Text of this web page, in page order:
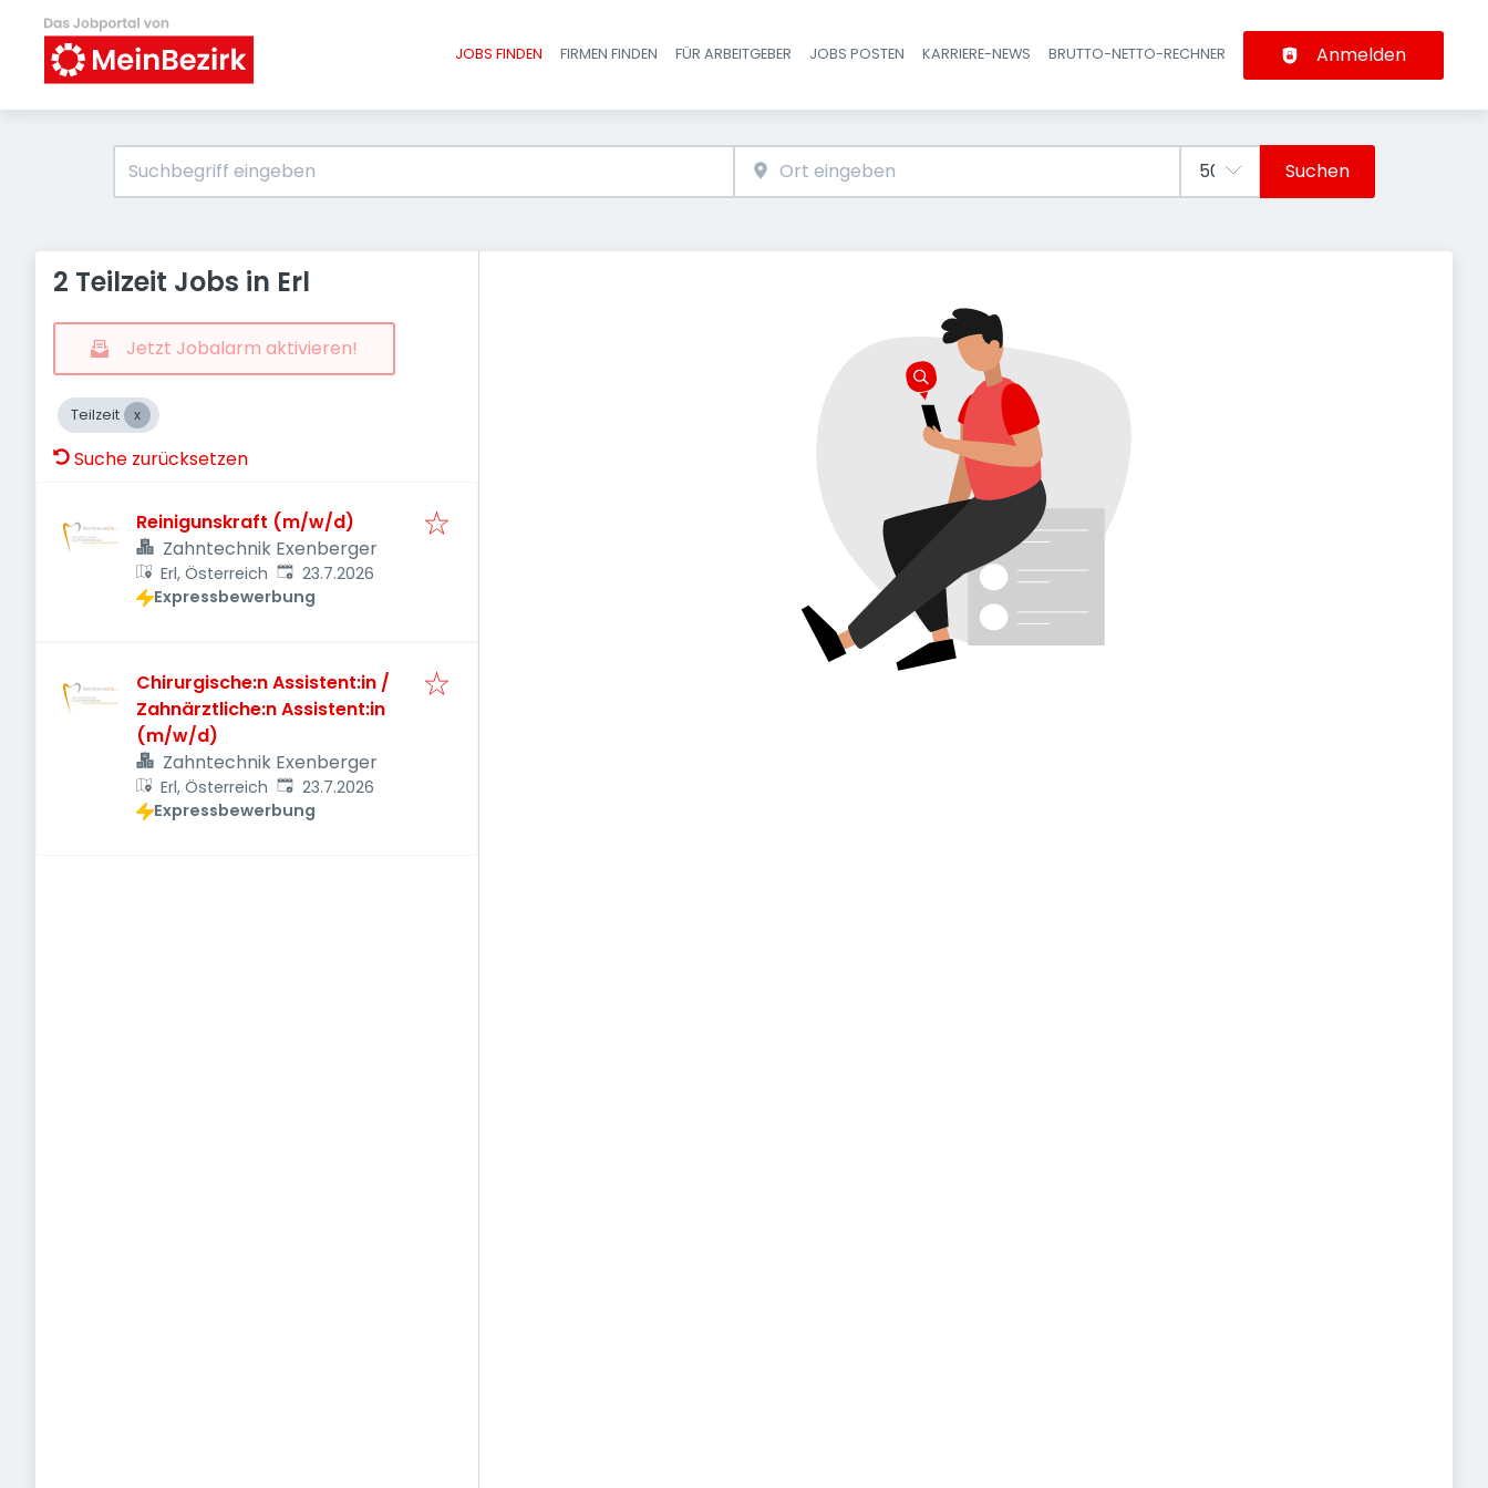
Haupt-Navigation
JOBS FINDEN FIRMEN FINDEN FÜR ARBEITGEBER JOBS POSTEN KARRIERE-NEWS BRUTTO-NETTO-RECHNER Anmelden
Suchen
2 Teilzeit Jobs in Erl
Jetzt Jobalarm aktivieren!
Teilzeit
Suche zurücksetzen
Reinigunskraft (m/w/d)
Zahntechnik Exenberger
Erl, Österreich Veröffentlicht
23.7.2026
Expressbewerbung
Chirurgische:n Assistent:in /
Zahnärztliche:n Assistent:in
(m/w/d)
Zahntechnik Exenberger
Erl, Österreich Veröffentlicht
23.7.2026
Expressbewerbung